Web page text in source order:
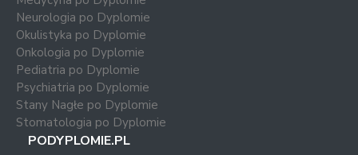
Neurologia po Dyplomie
Okulistyka po Dyplomie
Onkologia po Dyplomie
Pediatria po Dyplomie
Psychiatria po Dyplomie
Stany Nagłe po Dyplomie
Stomatologia po Dyplomie
PODYPLOMIE.PL